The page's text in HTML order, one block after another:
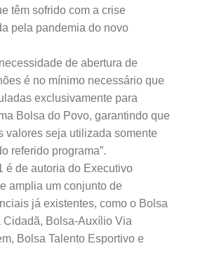
têm sofrido com a crise
pela pandemia do novo
de abertura de
é no mínimo necessário que
exclusivamente para
Bolsa do Povo, garantindo que
valores seja utilizada somente
referido programa”.
é de autoria do Executivo
amplia um conjunto de
já existentes, como o Bolsa
Cidadã, Bolsa-Auxílio Via
Bolsa Talento Esportivo e